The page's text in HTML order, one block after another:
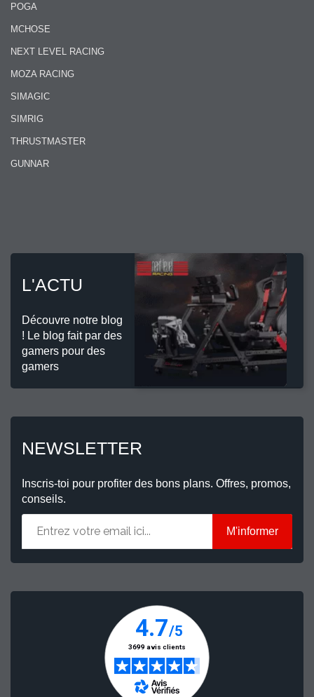
POGA
MCHOSE
NEXT LEVEL RACING
MOZA RACING
SIMAGIC
SIMRIG
THRUSTMASTER
GUNNAR
L'ACTU
Découvre notre blog
! Le blog fait par des
gamers pour des
gamers
NEWSLETTER
Inscris-toi pour profiter des bons plans. Offres, promos,
conseils.
M'informer